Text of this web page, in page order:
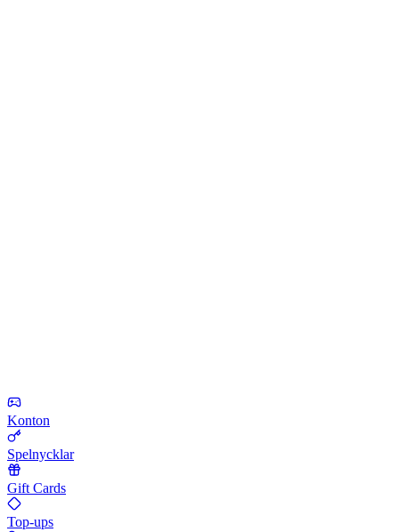
Konton
Spelnycklar
Gift Cards
Top-ups